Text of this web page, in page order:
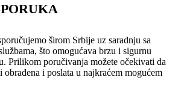
širom Srbije uz saradnju sa
što omogućava brzu i sigurnu
Prilikom poručivanja možete očekivati da
obrađena i poslata u najkraćem mogućem